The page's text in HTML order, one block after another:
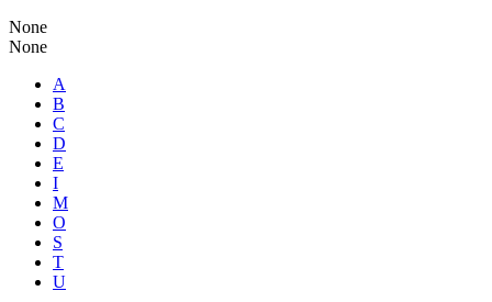
None
None
A
B
C
D
E
I
M
O
S
T
U